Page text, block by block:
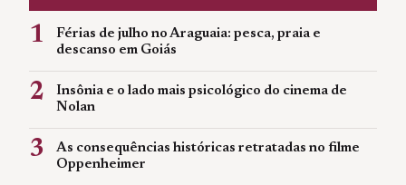
1
Férias de julho no Araguaia: pesca, praia e
descanso em Goiás
2
Insônia e o lado mais psicológico do cinema de
Nolan
3
As consequências históricas retratadas no filme
Oppenheimer